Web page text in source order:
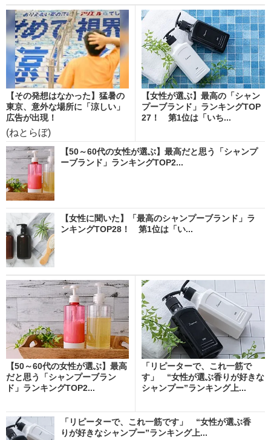
【その発想はなかった】猛暑の
東京、意外な場所に「涼しい」
広告が出現！
(ねとらぼ)
【女性が選ぶ】最高の「シャン
プーブランド」ランキングTOP
27！ 第1位は「いち...
【50～60代の女性が選ぶ】最高だと思う「シャンプ
ーブランド」ランキングTOP2...
【女性に聞いた】「最高のシャンプーブランド」ラ
ンキングTOP28！ 第1位は「い...
【50～60代の女性が選ぶ】最高
だと思う「シャンプーブラン
ド」ランキングTOP2...
「リピーターで、これ一筋で
す」 “女性が選ぶ香りが好きな
シャンプー”ランキング上...
「リピーターで、これ一筋です」 “女性が選ぶ香
りが好きなシャンプー”ランキング上...